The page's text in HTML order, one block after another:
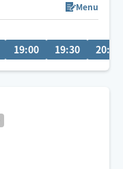
Menu
19:00 19:30 20:00